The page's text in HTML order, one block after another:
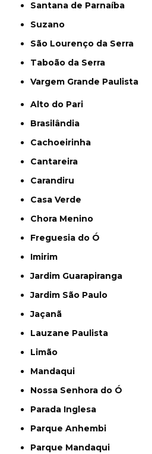
Santana de Parnaíba
Suzano
São Lourenço da Serra
Taboão da Serra
Vargem Grande Paulista
Alto do Pari
Brasilândia
Cachoeirinha
Cantareira
Carandiru
Casa Verde
Chora Menino
Freguesia do Ó
Imirim
Jardim Guarapiranga
Jardim São Paulo
Jaçanã
Lauzane Paulista
Limão
Mandaqui
Nossa Senhora do Ó
Parada Inglesa
Parque Anhembi
Parque Mandaqui